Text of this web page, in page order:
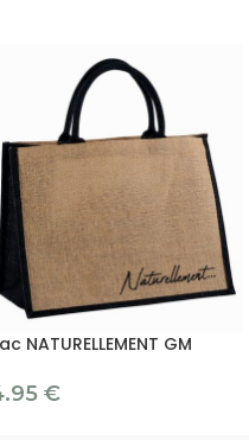
NATURELLEMENT GM
€